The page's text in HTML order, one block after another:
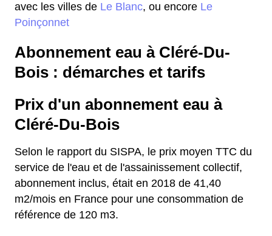
avec les villes de Le Blanc, ou encore Le
Poinçonnet
Abonnement eau à Cléré-Du-
Bois : démarches et tarifs
Prix d'un abonnement eau à
Cléré-Du-Bois
Selon le rapport du SISPA, le prix moyen TTC du
service de l'eau et de l'assainissement collectif,
abonnement inclus, était en 2018 de 41,40
m2/mois en France pour une consommation de
référence de 120 m3.